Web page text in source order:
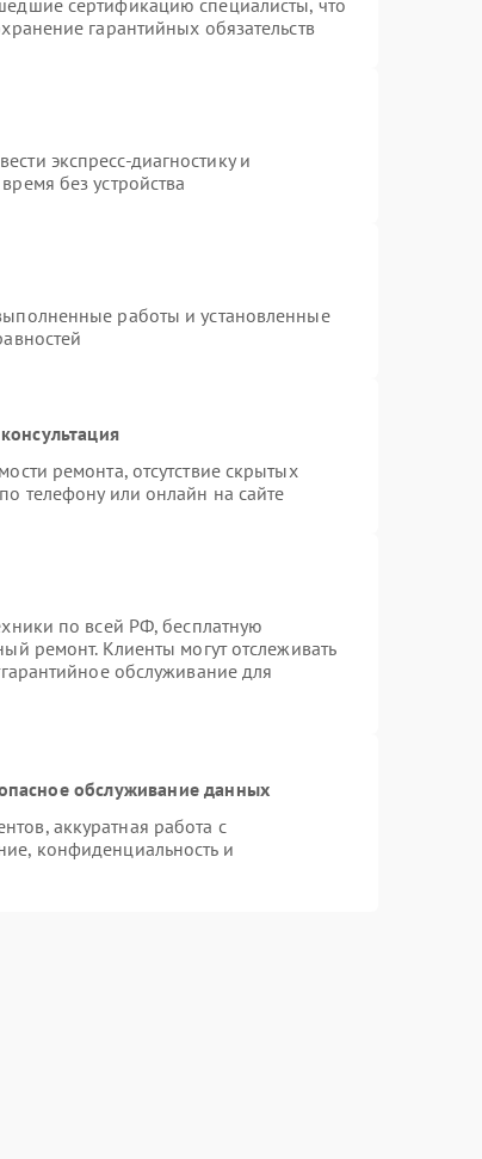
сертификацию специалисты, что
гарантийных обязательств
экспресс-диагностику и
без устройства
работы и установленные
ремонта, отсутствие скрытых
телефону или онлайн на сайте
по всей РФ, бесплатную
ремонт. Клиенты могут отслеживать
обслуживание для
обслуживание данных
аккуратная работа с
конфиденциальность и